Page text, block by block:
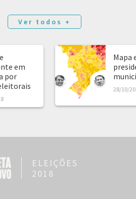
Ver todos +
em
por
Mapa
28/10/
ELEIÇÕES
2018